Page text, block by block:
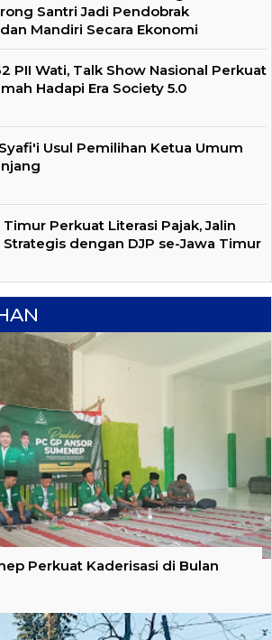
Santri Jadi Pendobrak
Mandiri Secara Ekonomi
PII Wati, Talk Show Nasional Perkuat
Hadapi Era Society 5.0
Usul Pemilihan Ketua Umum
Perkuat Literasi Pajak, Jalin
Strategis dengan DJP se-Jawa Timur
Perkuat Kaderisasi di Bulan